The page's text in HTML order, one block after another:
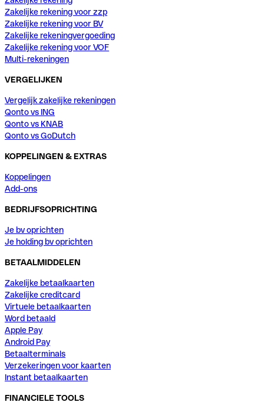
Zakelijke rekening voor zzp
Zakelijke rekening voor BV
Zakelijke rekeningvergoeding
Zakelijke rekening voor VOF
Multi-rekeningen
VERGELIJKEN
Vergelijk zakelijke rekeningen
Qonto vs ING
Qonto vs KNAB
Qonto vs GoDutch
KOPPELINGEN & EXTRAS
Koppelingen
Add-ons
BEDRIJFSOPRICHTING
Je bv oprichten
Je holding bv oprichten
BETAALMIDDELEN
Zakelijke betaalkaarten
Zakelijke creditcard
Virtuele betaalkaarten
Word betaald
Apple Pay
Android Pay
Betaalterminals
Verzekeringen voor kaarten
Instant betaalkaarten
FINANCIELE TOOLS